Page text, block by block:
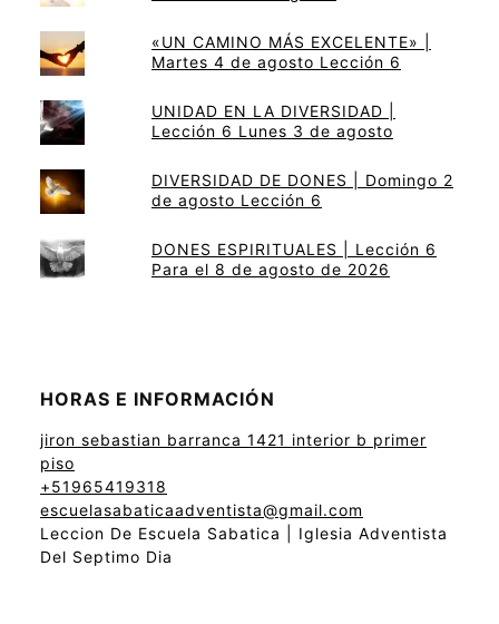
«UN CAMINO MÁS EXCELENTE» |
Martes 4 de agosto Lección 6
UNIDAD EN LA DIVERSIDAD |
Lección 6 Lunes 3 de agosto
DIVERSIDAD DE DONES | Domingo 2
de agosto Lección 6
DONES ESPIRITUALES | Lección 6
Para el 8 de agosto de 2026
HORAS E INFORMACIÓN
jiron sebastian barranca 1421 interior b primer
piso
+51965419318
escuelasabaticaadventista@gmail.com
Leccion De Escuela Sabatica | Iglesia Adventista
Del Septimo Dia